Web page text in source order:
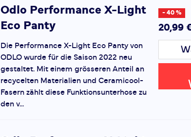
Odlo Performance X-Light
Eco Panty
- 40 %
20,99
Die Performance X-Light Eco Panty von
ODLO wurde für die Saison 2022 neu
gestaltet. Mit einem grösseren Anteil an
recycelten Materialien und Ceramicool-
Fasern zählt diese Funktionsunterhose zu
den v...